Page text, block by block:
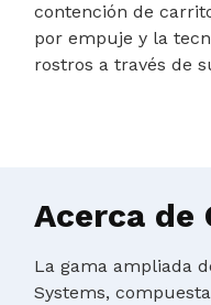
contención de
por empuje y la
rostros a través de
Acerca de
La gama ampliada
Systems,